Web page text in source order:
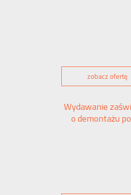
zobacz ofertę
Wydawanie
o demontażu